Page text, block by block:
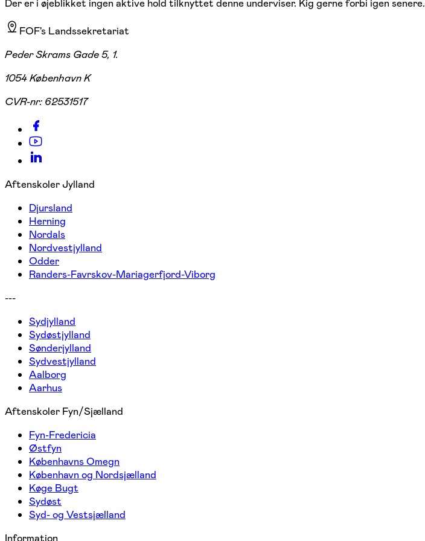
Der er i øjeblikket ingen aktive hold tilknyttet denne underviser. Kig gerne forbi igen senere.
FOF's Landssekretariat
Peder Skrams Gade 5, 1.
1054 København K
CVR-nr: 62531517
Aftenskoler Jylland
Djursland
Herning
Nordals
Nordvestjylland
Odder
Randers-Favrskov-Mariagerfjord-Viborg
---
Sydjylland
Sydøstjylland
Sønderjylland
Sydvestjylland
Aalborg
Aarhus
Aftenskoler Fyn/Sjælland
Fyn-Fredericia
Østfyn
Københavns Omegn
København og Nordsjælland
Køge Bugt
Sydøst
Syd- og Vestsjælland
Information